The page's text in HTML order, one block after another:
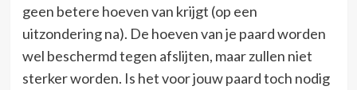
geen betere hoeven van krijgt (op een
uitzondering na). De hoeven van je paard worden
wel beschermd tegen afslijten, maar zullen niet
sterker worden. Is het voor jouw paard toch nodig